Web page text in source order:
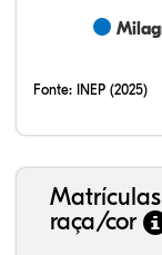
Fonte: INEP (2025)
raça/cor